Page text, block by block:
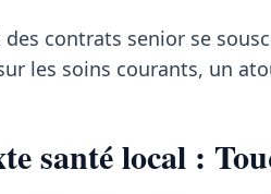
des contrats senior se
les soins courants, un
santé local :